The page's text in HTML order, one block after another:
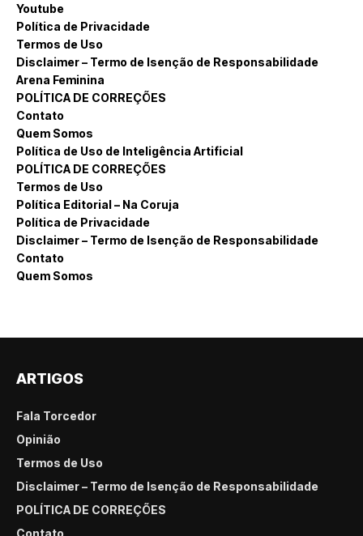
Youtube
Política de Privacidade
Termos de Uso
Disclaimer – Termo de Isenção de Responsabilidade
Arena Feminina
POLÍTICA DE CORREÇÕES
Contato
Quem Somos
Política de Uso de Inteligência Artificial
POLÍTICA DE CORREÇÕES
Termos de Uso
Política Editorial – Na Coruja
Política de Privacidade
Disclaimer – Termo de Isenção de Responsabilidade
Contato
Quem Somos
ARTIGOS
Fala Torcedor
Opinião
Termos de Uso
Disclaimer – Termo de Isenção de Responsabilidade
POLÍTICA DE CORREÇÕES
Contato